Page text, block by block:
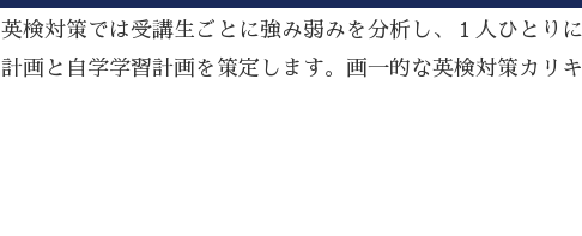
英検対策では受講生ごとに強み弱みを分析し、１人ひとり
計画と自学学習計画を策定します。画一的な英検対策カリ